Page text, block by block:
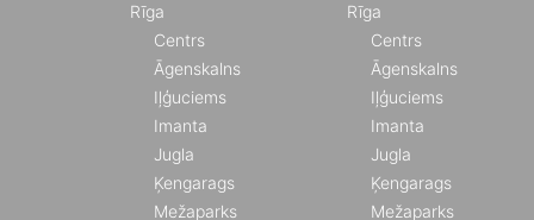
Rīga
Centrs
Āgenskalns
Iļģuciems
Imanta
Jugla
Ķengarags
Mežaparks
Rīga
Centrs
Āgenskalns
Iļģuciems
Imanta
Jugla
Ķengarags
Mežaparks